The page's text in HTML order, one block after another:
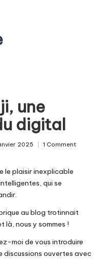
une
digital
2025 1 Comment
le plaisir inexplicable
qui se
au blog trotinnait
là, nous y sommes !
moi de vous introduire
discussions ouvertes avec